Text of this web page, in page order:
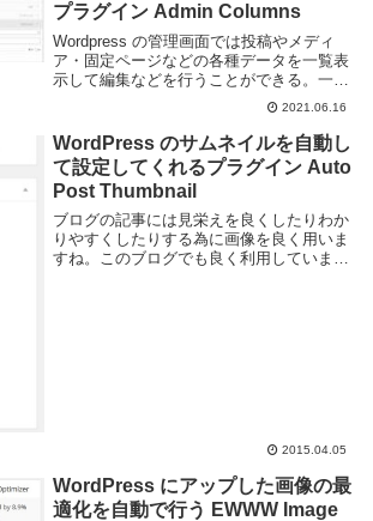
プラグイン Admin Columns
Wordpress の管理画面では投稿やメディ
ア・固定ページなどの各種データを一覧表
示して編集などを行うことができる。一覧
ではタイトルやカテゴリー・日付などの基
本的な情報のみを表示しているのだが、運
営している Web サイトによってはそれ
以...
2021.06.16
WordPress のサムネイルを自動し
て設定してくれるプラグイン Auto
Post Thumbnail
ブログの記事には見栄えを良くしたりわか
りやすくしたりする為に画像を良く用いま
すね。このブログでも良く利用していま
2015.04.05
WordPress にアップした画像の最
適化を自動で行う EWWW Image